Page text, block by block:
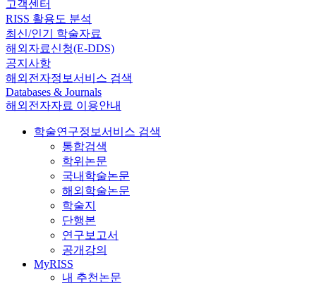
고객센터
RISS 활용도 분석
최신/인기 학술자료
해외자료신청(E-DDS)
공지사항
해외전자정보서비스 검색
Databases & Journals
해외전자자료 이용안내
학술연구정보서비스 검색
통합검색
학위논문
국내학술논문
해외학술논문
학술지
단행본
연구보고서
공개강의
MyRISS
내 추천논문